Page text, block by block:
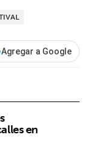
Agregar a Google
en